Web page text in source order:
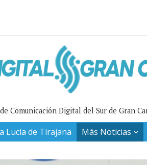
Comunicación Digital del Sur de Gran
Lucía de Tirajana Más Noticias